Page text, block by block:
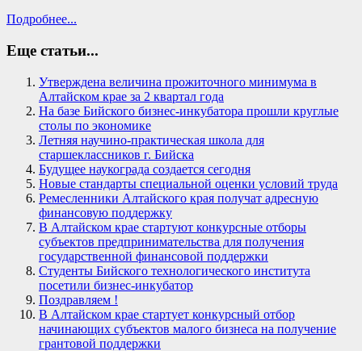
Подробнее...
Еще статьи...
Утверждена величина прожиточного минимума в
Алтайском крае за 2 квартал года
На базе Бийского бизнес-инкубатора прошли круглые
столы по экономике
Летняя научино-практическая школа для
старшеклассников г. Бийска
Будущее наукограда создается сегодня
Новые стандарты специальной оценки условий труда
Ремесленники Алтайского края получат адресную
финансовую поддержку
В Алтайском крае стартуют конкурсные отборы
субъектов предпринимательства для получения
государственной финансовой поддержки
Студенты Бийского технологического института
посетили бизнес-инкубатор
Поздравляем !
В Алтайском крае стартует конкурсный отбор
начинающих субъектов малого бизнеса на получение
грантовой поддержки